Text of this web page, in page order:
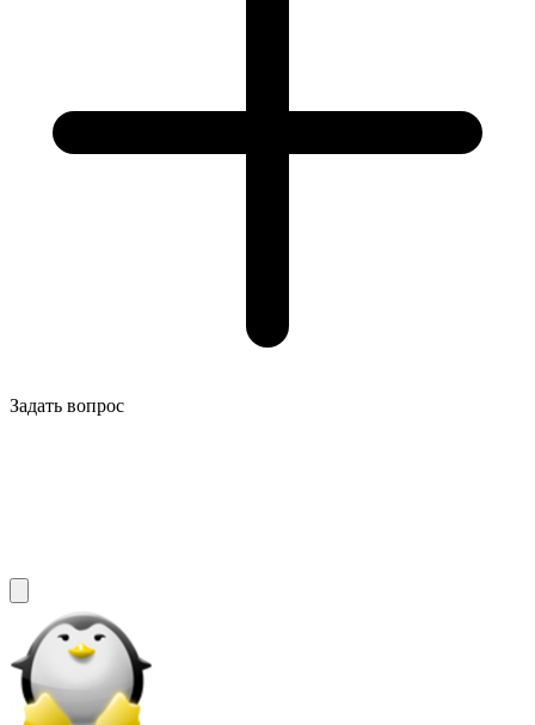
Задать вопрос